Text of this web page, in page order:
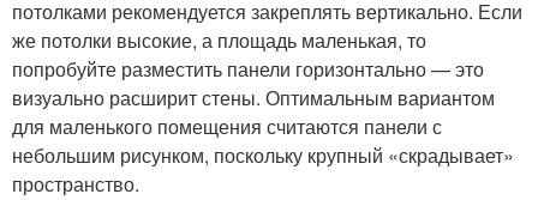
потолками рекомендуется закреплять вертикально. Если
же потолки высокие, а площадь маленькая, то
попробуйте разместить панели горизонтально — это
визуально расширит стены. Оптимальным вариантом
для маленького помещения считаются панели с
небольшим рисунком, поскольку крупный «скрадывает»
пространство.